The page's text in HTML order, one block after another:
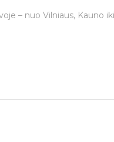
– nuo Vilniaus, Kauno